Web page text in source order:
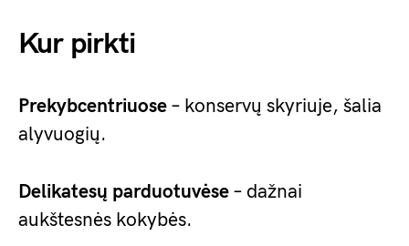
Kur pirkti
Prekybcentriuose – konservų skyriuje, šalia
alyvuogių.
Delikatesų parduotuvėse – dažnai
aukštesnės kokybės.